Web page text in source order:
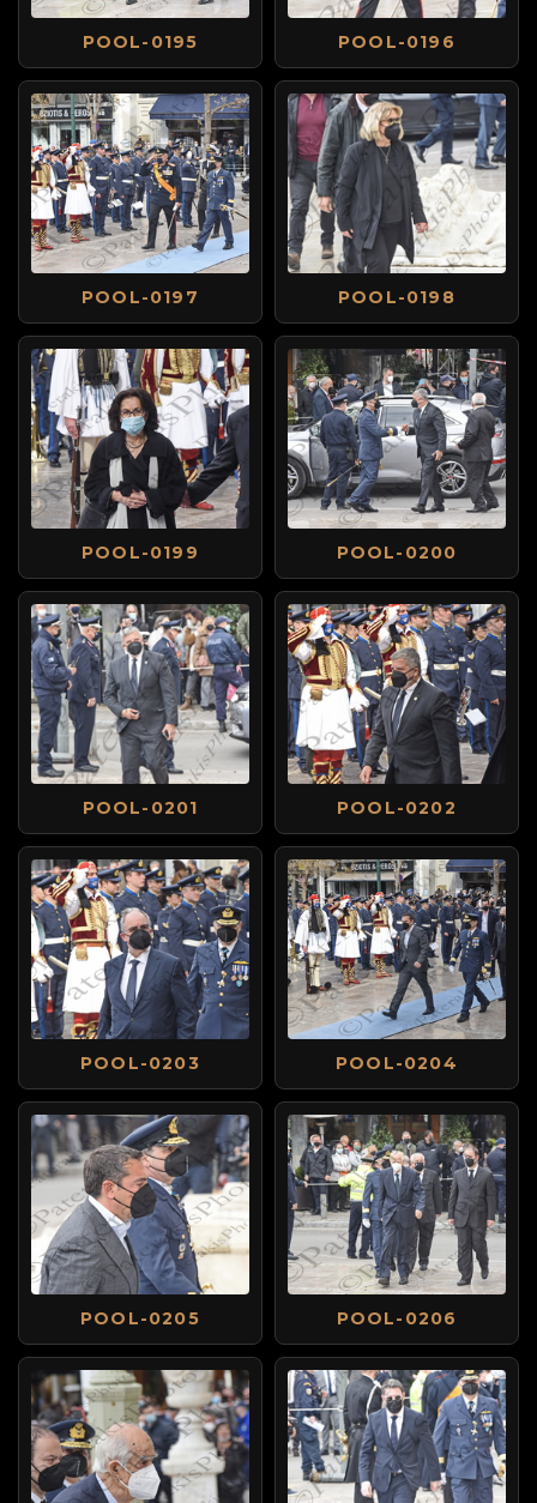
POOL-0195 POOL-0196
POOL-0197 POOL-0198
POOL-0199 POOL-0200
POOL-0201 POOL-0202
POOL-0203 POOL-0204
POOL-0205 POOL-0206